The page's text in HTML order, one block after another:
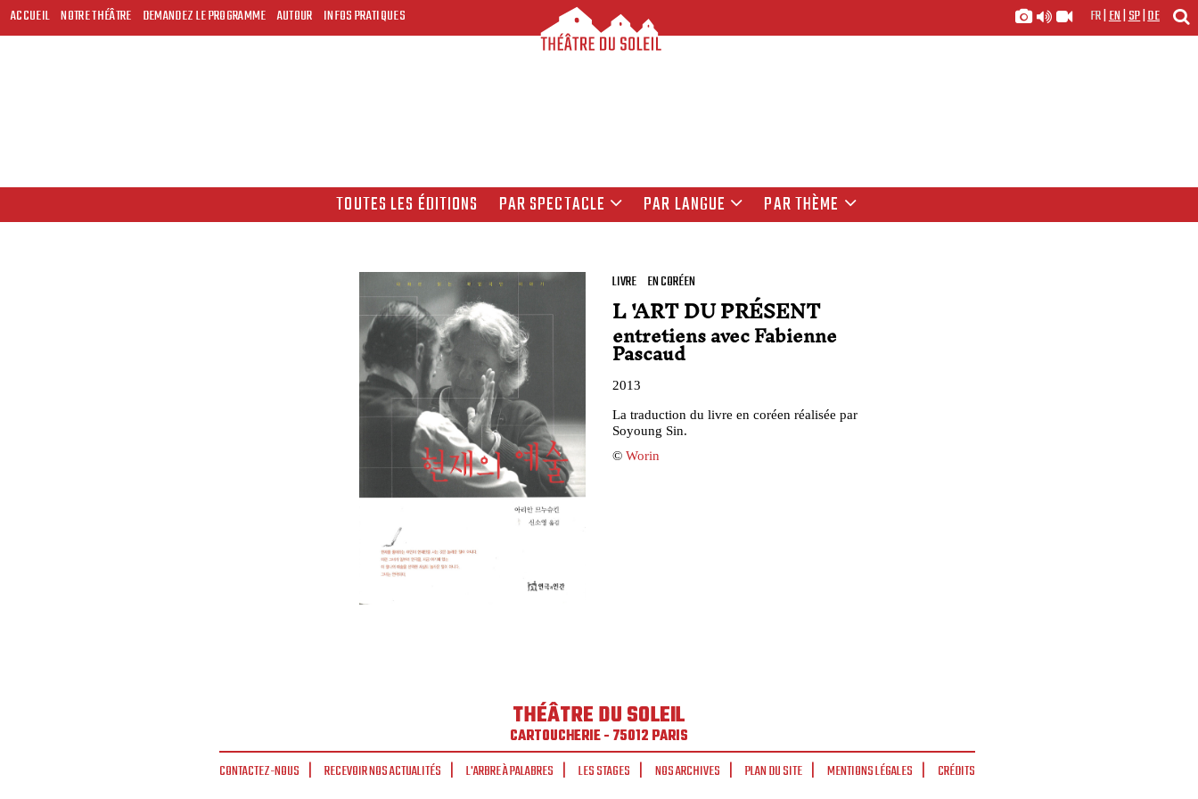
ACCUEIL NOTRE THÉÂTRE DEMANDEZ LE PROGRAMME AUTOUR INFOS PRATIQUES FR|EN|SP|DE
TOUTES LES ÉDITIONS PAR SPECTACLE PAR LANGUE PAR THÈME
LIVRE EN CORÉEN
L 'ART DU PRÉSENT
entretiens avec Fabienne
Pascaud
2013
La traduction du livre en coréen réalisée par
Soyoung Sin.
© Worin
THÉÂTRE DU SOLEIL
CARTOUCHERIE - 75012 PARIS
CONTACTEZ-NOUS
RECEVOIR NOS ACTUALITÉS L'ARBRE À PALABRES LES STAGES NOS ARCHIVES PLAN DU SITE MENTIONS LÉGALES CRÉDITS